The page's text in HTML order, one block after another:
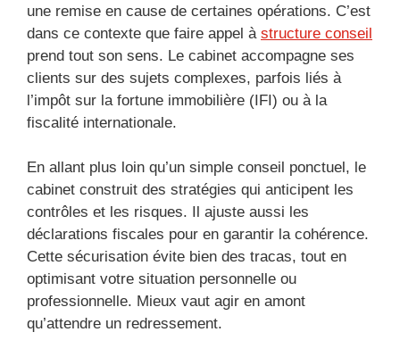
une remise en cause de certaines opérations. C’est
dans ce contexte que faire appel à structure conseil
prend tout son sens. Le cabinet accompagne ses
clients sur des sujets complexes, parfois liés à
l’impôt sur la fortune immobilière (IFI) ou à la
fiscalité internationale.
En allant plus loin qu’un simple conseil ponctuel, le
cabinet construit des stratégies qui anticipent les
contrôles et les risques. Il ajuste aussi les
déclarations fiscales pour en garantir la cohérence.
Cette sécurisation évite bien des tracas, tout en
optimisant votre situation personnelle ou
professionnelle. Mieux vaut agir en amont
qu’attendre un redressement.